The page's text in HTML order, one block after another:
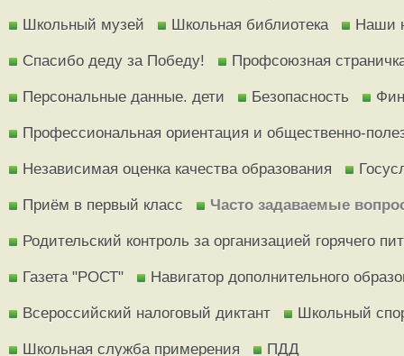
Школьный музей Школьная библиотека Наши
Спасибо деду за Победу! Профсоюзная
Персональные данные. дети Безопасность
Профессиональная ориентация и общественно-
Независимая оценка качества образования
Приём в первый класс Часто задаваемые
Родительский контроль за организацией горячего
Газета "РОСТ" Навигатор дополнительного
Всероссийский налоговый диктант Школьный
Школьная служба примерения ПДД